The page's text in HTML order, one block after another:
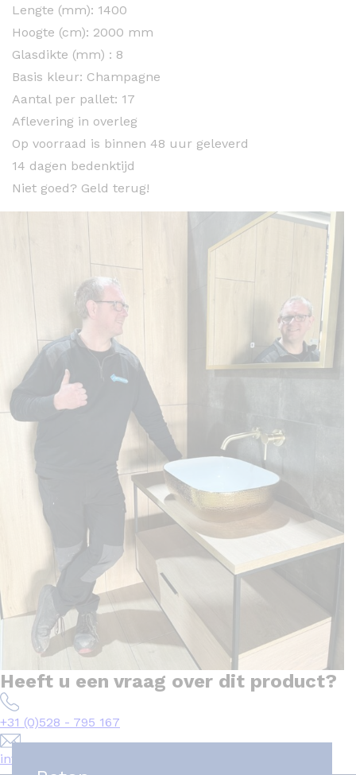
Lengte (mm): 1400
Hoogte (cm): 2000 mm
Glasdikte (mm) : 8
Basis kleur: Champagne
Aantal per pallet: 17
Aflevering in overleg
Op voorraad is binnen 48 uur geleverd
14 dagen bedenktijd
Niet goed? Geld terug!
Heeft u een vraag over dit product?
+31 (0)528 - 795 167
info@het-tegelplein.nl